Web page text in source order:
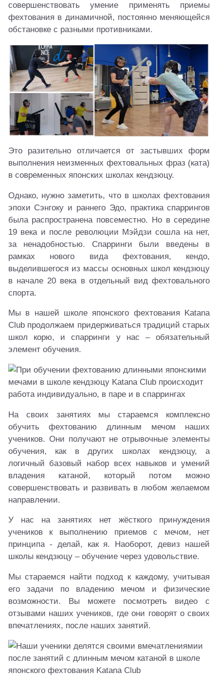
совершенствовать умение применять приемы
фехтования в динамичной, постоянно меняющейся
обстановке с разными противниками.
Это разительно отличается от застывших форм
выполнения неизменных фехтовальных фраз (ката)
в современных японских школах кендзюцу.
Однако, нужно заметить, что в школах фехтования
эпохи Сэнгоку и раннего Эдо, практика спаррингов
была распространена повсеместно. Но в середине
19 века и после революции Мэйдзи сошла на нет,
за ненадобностью. Спарринги были введены в
рамках нового вида фехтования, кендо,
выделившегося из массы основных школ кендзюцу
в начале 20 века в отдельный вид фехтовального
спорта.
Мы в нашей школе японского фехтования Katana
Club продолжаем придерживаться традиций старых
школ корю, и спарринги у нас – обязательный
элемент обучения.
На своих занятиях мы стараемся комплексно
обучить фехтованию длинным мечом наших
учеников. Они получают не отрывочные элементы
обучения, как в других школах кендзюцу, а
логичный базовый набор всех навыков и умений
владения катаной, который потом можно
совершенствовать и развивать в любом желаемом
направлении.
У нас на занятиях нет жёсткого принуждения
учеников к выполнению приемов с мечом, нет
принципа - делай, как я. Наоборот, девиз нашей
школы кендзюцу – обучение через удовольствие.
Мы стараемся найти подход к каждому, учитывая
его задачи по владению мечом и физические
возможности. Вы можете посмотреть видео с
отзывами наших учеников, где они говорят о своих
впечатлениях, после наших занятий.